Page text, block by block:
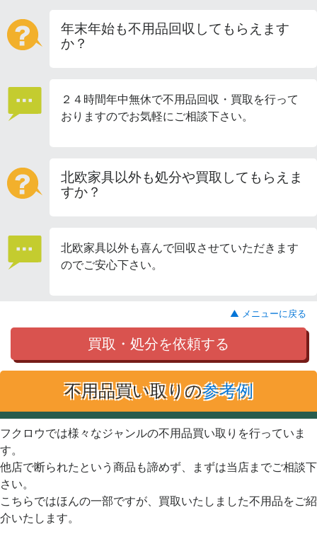
年末年始も不用品回収してもらえます
か？
２４時間年中無休で不用品回収・買取を行って
おりますのでお気軽にご相談下さい。
北欧家具以外も処分や買取してもらえま
すか？
北欧家具以外も喜んで回収させていただきます
のでご安心下さい。
▲ メニューに戻る
買取・処分を依頼する
不用品買い取りの参考例
フクロウでは様々なジャンルの不用品買い取りを行っていま
す。
他店で断られたという商品も諦めず、まずは当店までご相談下
さい。
こちらではほんの一部ですが、買取いたしました不用品をご紹
介いたします。